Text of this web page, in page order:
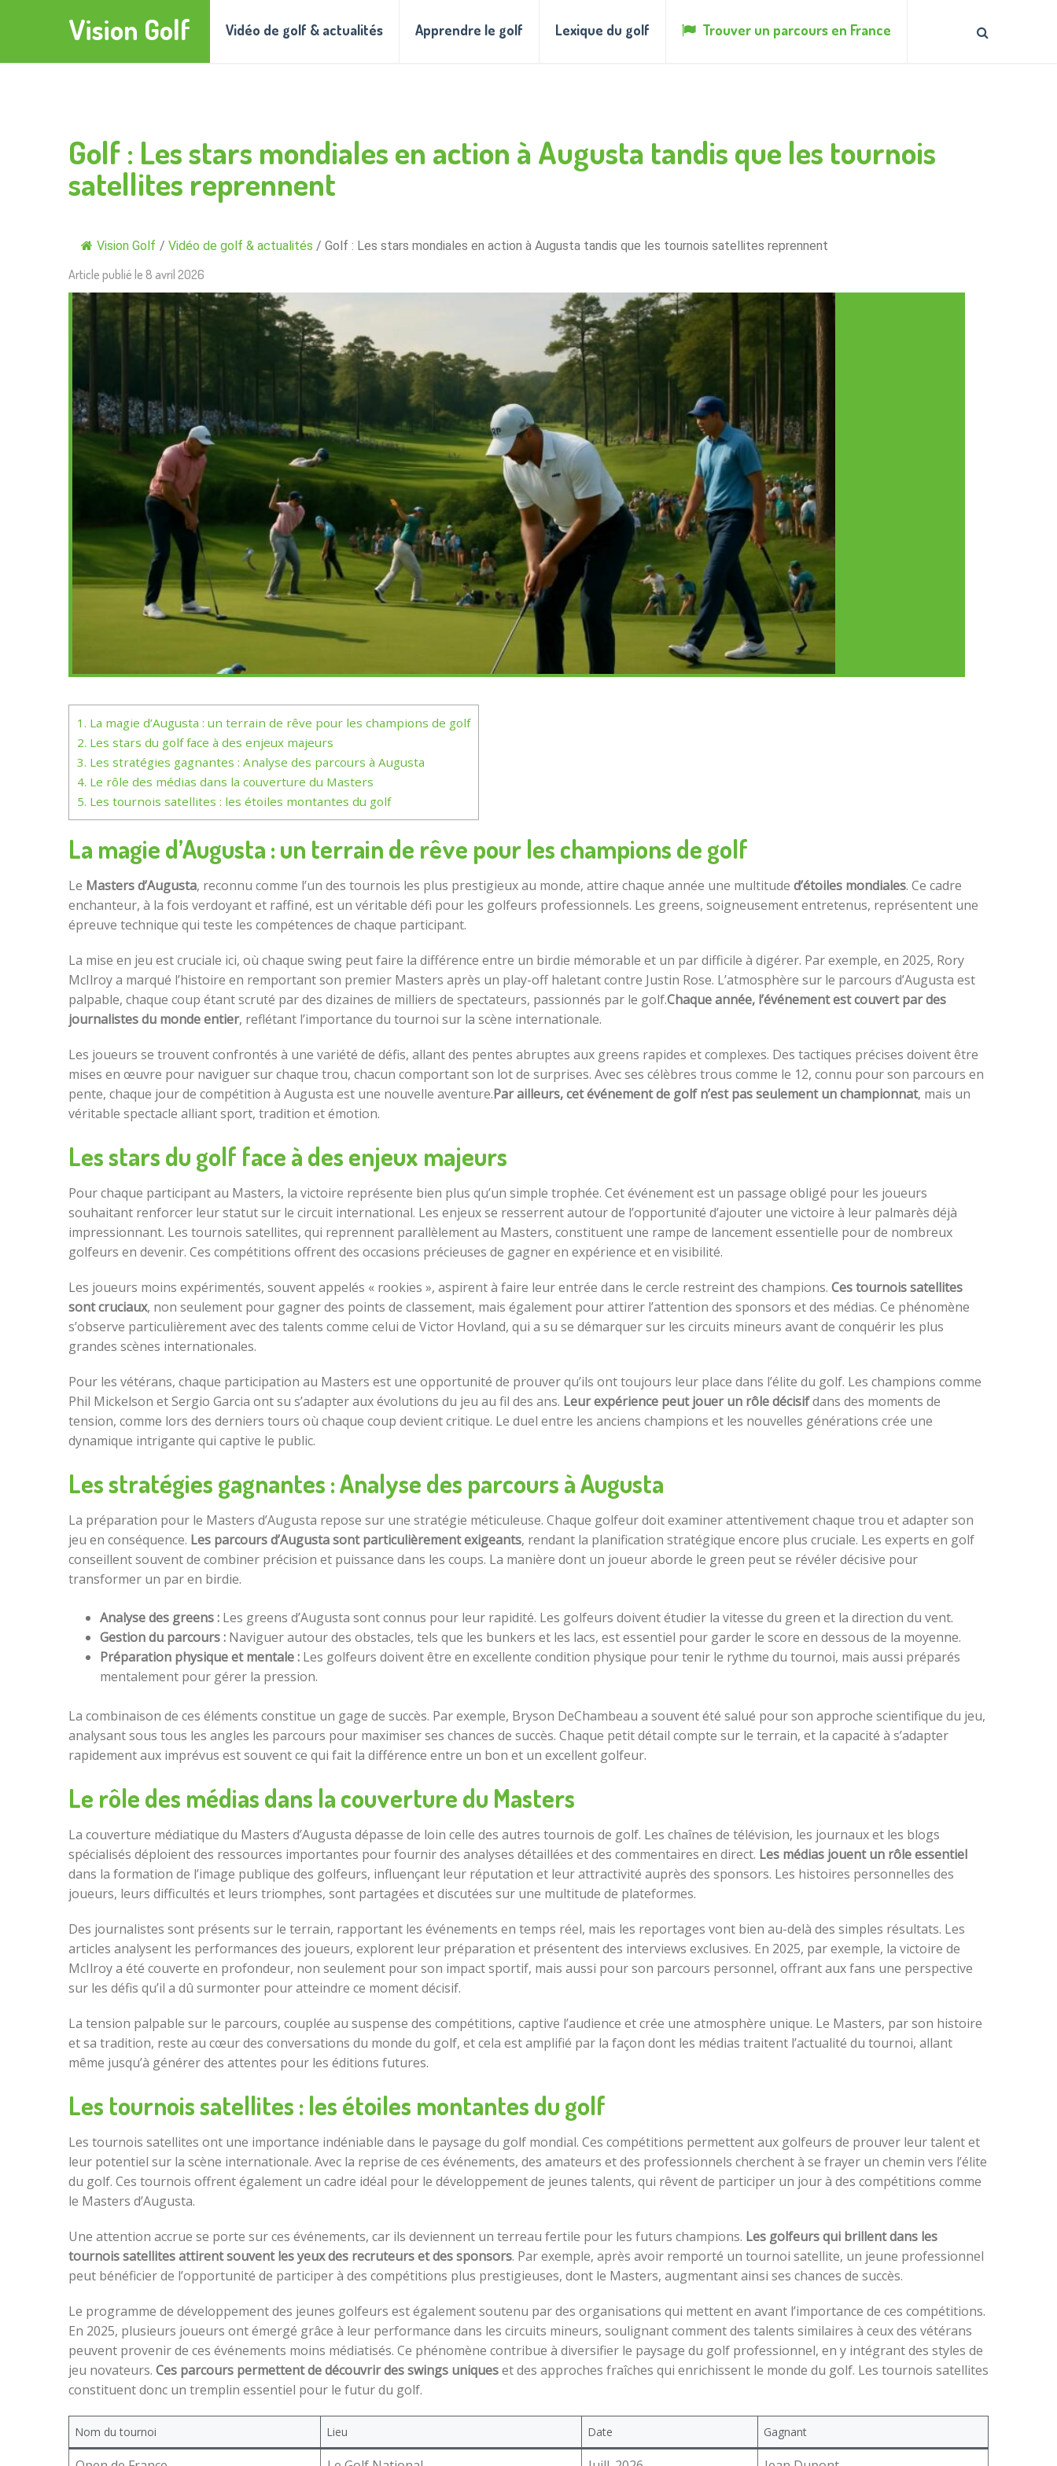
Vision Golf Vidéo de golf & actualités Apprendre le golf Lexique du golf Trouver un parcours en France
Golf : Les stars mondiales en action à Augusta tandis que les tournois
satellites reprennent
Vision Golf / Vidéo de golf & actualités / Golf : Les stars mondiales en action à Augusta tandis que les tournois satellites reprennent
Article publié le 8 avril 2026
1. La magie d’Augusta : un terrain de rêve pour les champions de golf
2. Les stars du golf face à des enjeux majeurs
3. Les stratégies gagnantes : Analyse des parcours à Augusta
4. Le rôle des médias dans la couverture du Masters
5. Les tournois satellites : les étoiles montantes du golf
La magie d’Augusta : un terrain de rêve pour les champions de golf
Le Masters d’Augusta, reconnu comme l’un des tournois les plus prestigieux au monde, attire chaque année une multitude d’étoiles mondiales. Ce cadre
enchanteur, à la fois verdoyant et raffiné, est un véritable défi pour les golfeurs professionnels. Les greens, soigneusement entretenus, représentent une
épreuve technique qui teste les compétences de chaque participant.
La mise en jeu est cruciale ici, où chaque swing peut faire la différence entre un birdie mémorable et un par difficile à digérer. Par exemple, en 2025, Rory
McIlroy a marqué l’histoire en remportant son premier Masters après un play-off haletant contre Justin Rose. L’atmosphère sur le parcours d’Augusta est
palpable, chaque coup étant scruté par des dizaines de milliers de spectateurs, passionnés par le golf.Chaque année, l’événement est couvert par des
journalistes du monde entier, reflétant l’importance du tournoi sur la scène internationale.
Les joueurs se trouvent confrontés à une variété de défis, allant des pentes abruptes aux greens rapides et complexes. Des tactiques précises doivent être
mises en œuvre pour naviguer sur chaque trou, chacun comportant son lot de surprises. Avec ses célèbres trous comme le 12, connu pour son parcours en
pente, chaque jour de compétition à Augusta est une nouvelle aventure.Par ailleurs, cet événement de golf n’est pas seulement un championnat, mais un
véritable spectacle alliant sport, tradition et émotion.
Les stars du golf face à des enjeux majeurs
Pour chaque participant au Masters, la victoire représente bien plus qu’un simple trophée. Cet événement est un passage obligé pour les joueurs
souhaitant renforcer leur statut sur le circuit international. Les enjeux se resserrent autour de l’opportunité d’ajouter une victoire à leur palmarès déjà
impressionnant. Les tournois satellites, qui reprennent parallèlement au Masters, constituent une rampe de lancement essentielle pour de nombreux
golfeurs en devenir. Ces compétitions offrent des occasions précieuses de gagner en expérience et en visibilité.
Les joueurs moins expérimentés, souvent appelés « rookies », aspirent à faire leur entrée dans le cercle restreint des champions. Ces tournois satellites
sont cruciaux, non seulement pour gagner des points de classement, mais également pour attirer l’attention des sponsors et des médias. Ce phénomène
s’observe particulièrement avec des talents comme celui de Victor Hovland, qui a su se démarquer sur les circuits mineurs avant de conquérir les plus
grandes scènes internationales.
Pour les vétérans, chaque participation au Masters est une opportunité de prouver qu’ils ont toujours leur place dans l’élite du golf. Les champions comme
Phil Mickelson et Sergio Garcia ont su s’adapter aux évolutions du jeu au fil des ans. Leur expérience peut jouer un rôle décisifdans des moments de
tension, comme lors des derniers tours où chaque coup devient critique. Le duel entre les anciens champions et les nouvelles générations crée une
dynamique intrigante qui captive le public.
Les stratégies gagnantes : Analyse des parcours à Augusta
La préparation pour le Masters d’Augusta repose sur une stratégie méticuleuse. Chaque golfeur doit examiner attentivement chaque trou et adapter son
jeu en conséquence. Les parcours d’Augusta sont particulièrement exigeants, rendant la planification stratégique encore plus cruciale. Les experts en golf
conseillent souvent de combiner précision et puissance dans les coups. La manière dont un joueur aborde le green peut se révéler décisive pour
transformer un par en birdie.
Analyse des greens : Les greens d’Augusta sont connus pour leur rapidité. Les golfeurs doivent étudier la vitesse du green et la direction du vent.
Gestion du parcours : Naviguer autour des obstacles, tels que les bunkers et les lacs, est essentiel pour garder le score en dessous de la moyenne.
Préparation physique et mentale : Les golfeurs doivent être en excellente condition physique pour tenir le rythme du tournoi, mais aussi préparés
mentalement pour gérer la pression.
La combinaison de ces éléments constitue un gage de succès. Par exemple, Bryson DeChambeau a souvent été salué pour son approche scientifique du jeu,
analysant sous tous les angles les parcours pour maximiser ses chances de succès. Chaque petit détail compte sur le terrain, et la capacité à s’adapter
rapidement aux imprévus est souvent ce qui fait la différence entre un bon et un excellent golfeur.
Le rôle des médias dans la couverture du Masters
La couverture médiatique du Masters d’Augusta dépasse de loin celle des autres tournois de golf. Les chaînes de télévision, les journaux et les blogs
spécialisés déploient des ressources importantes pour fournir des analyses détaillées et des commentaires en direct. Les médias jouent un rôle essentiel
dans la formation de l’image publique des golfeurs, influençant leur réputation et leur attractivité auprès des sponsors. Les histoires personnelles des
joueurs, leurs difficultés et leurs triomphes, sont partagées et discutées sur une multitude de plateformes.
Des journalistes sont présents sur le terrain, rapportant les événements en temps réel, mais les reportages vont bien au-delà des simples résultats. Les
articles analysent les performances des joueurs, explorent leur préparation et présentent des interviews exclusives. En 2025, par exemple, la victoire de
McIlroy a été couverte en profondeur, non seulement pour son impact sportif, mais aussi pour son parcours personnel, offrant aux fans une perspective
sur les défis qu’il a dû surmonter pour atteindre ce moment décisif.
La tension palpable sur le parcours, couplée au suspense des compétitions, captive l’audience et crée une atmosphère unique. Le Masters, par son histoire
et sa tradition, reste au cœur des conversations du monde du golf, et cela est amplifié par la façon dont les médias traitent l’actualité du tournoi, allant
même jusqu’à générer des attentes pour les éditions futures.
Les tournois satellites : les étoiles montantes du golf
Les tournois satellites ont une importance indéniable dans le paysage du golf mondial. Ces compétitions permettent aux golfeurs de prouver leur talent et
leur potentiel sur la scène internationale. Avec la reprise de ces événements, des amateurs et des professionnels cherchent à se frayer un chemin vers l’élite
du golf. Ces tournois offrent également un cadre idéal pour le développement de jeunes talents, qui rêvent de participer un jour à des compétitions comme
le Masters d’Augusta.
Une attention accrue se porte sur ces événements, car ils deviennent un terreau fertile pour les futurs champions. Les golfeurs qui brillent dans les
tournois satellites attirent souvent les yeux des recruteurs et des sponsors. Par exemple, après avoir remporté un tournoi satellite, un jeune professionnel
peut bénéficier de l’opportunité de participer à des compétitions plus prestigieuses, dont le Masters, augmentant ainsi ses chances de succès.
Le programme de développement des jeunes golfeurs est également soutenu par des organisations qui mettent en avant l’importance de ces compétitions.
En 2025, plusieurs joueurs ont émergé grâce à leur performance dans les circuits mineurs, soulignant comment des talents similaires à ceux des vétérans
peuvent provenir de ces événements moins médiatisés. Ce phénomène contribue à diversifier le paysage du golf professionnel, en y intégrant des styles de
jeu novateurs. Ces parcours permettent de découvrir des swings uniqueset des approches fraîches qui enrichissent le monde du golf. Les tournois satellites
constituent donc un tremplin essentiel pour le futur du golf.
Nom du tournoi Lieu Date Gagnant